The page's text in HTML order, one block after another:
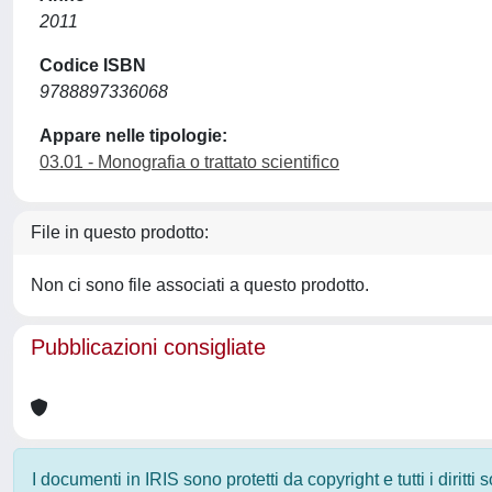
2011
Codice ISBN
9788897336068
Appare nelle tipologie:
03.01 - Monografia o trattato scientifico
File in questo prodotto:
Non ci sono file associati a questo prodotto.
Pubblicazioni consigliate
I documenti in IRIS sono protetti da copyright e tutti i diritti